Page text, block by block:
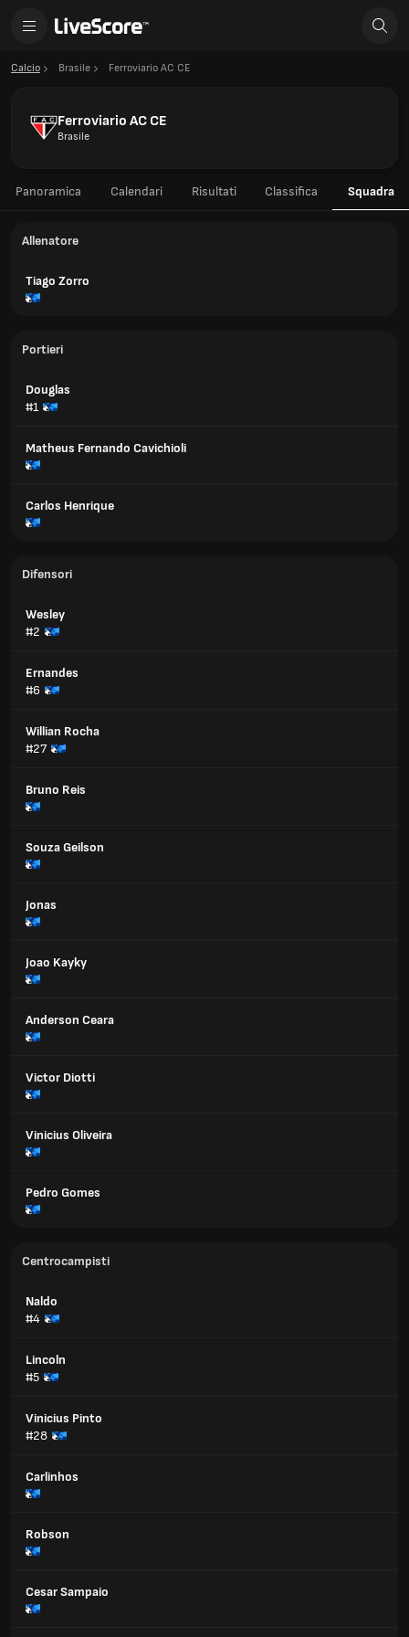
Calcio Brasile Ferroviario AC CE
Ferroviario AC CE
Brasile
Panoramica Calendari Risultati Classifica Squadra
Allenatore
Tiago Zorro
Portieri
Douglas
#1
Matheus Fernando Cavichioli
Carlos Henrique
Difensori
Wesley
#2
Ernandes
#6
Willian Rocha
#27
Bruno Reis
Souza Geilson
Jonas
Joao Kayky
Anderson Ceara
Victor Diotti
Vinicius Oliveira
Pedro Gomes
Centrocampisti
Naldo
#4
Lincoln
#5
Vinicius Pinto
#28
Carlinhos
Robson
Cesar Sampaio